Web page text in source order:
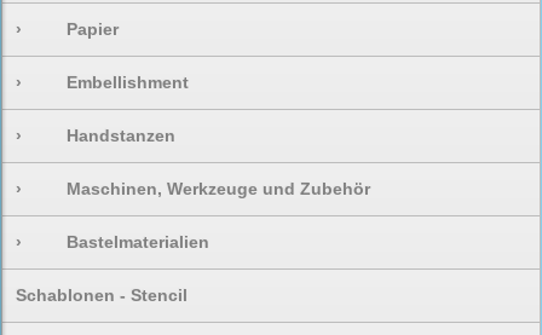
› Papier
› Embellishment
› Handstanzen
› Maschinen, Werkzeuge und Zubehör
› Bastelmaterialien
Schablonen - Stencil